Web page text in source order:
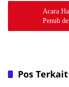
Acara
Penuh
Pos Terkait
Daerah